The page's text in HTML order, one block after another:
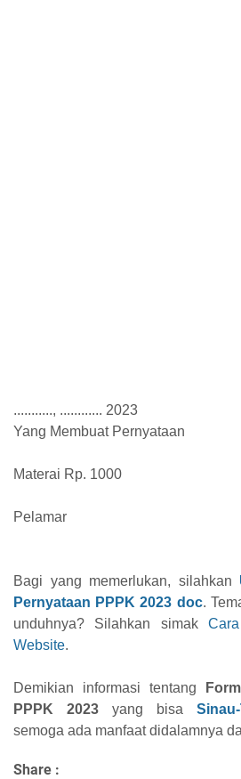
..........., ............ 2023
Yang Membuat Pernyataan
Materai Rp. 1000
Pelamar
Bagi yang memerlukan, silahkan
Pernyataan PPPK 2023 doc.
unduhnya? Silahkan simak
Website.
Demikian informasi tentang
PPPK 2023 yang bisa
semoga ada manfaat didalamnya
Share :